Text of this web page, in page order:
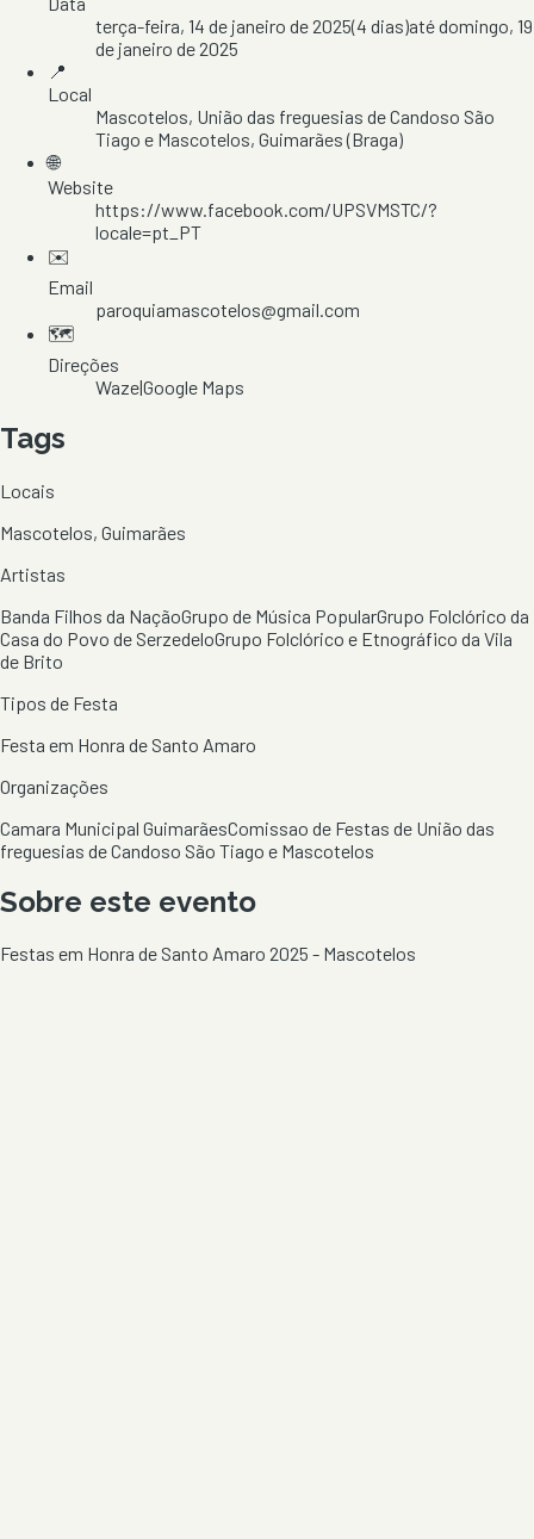
terça-feira, 14 de janeiro de 2025(4 dias)atédomingo, 19
de janeiro de 2025
📍
Local
Mascotelos, União das freguesias de Candoso São
Tiago e Mascotelos, Guimarães(Braga)
🌐
Website
https://www.facebook.com/UPSVMSTC/?
locale=pt_PT
✉️
Email
paroquiamascotelos@gmail.com
🗺️
Direções
Waze|Google Maps
Tags
Locais
Mascotelos, Guimarães
Artistas
Banda Filhos da NaçãoGrupo de Música PopularGrupo Folclórico da
Casa do Povo de SerzedeloGrupo Folclórico e Etnográfico da Vila
de Brito
Tipos de Festa
Festa em Honra de Santo Amaro
Organizações
Camara Municipal GuimarãesComissao de Festas de União das
freguesias de Candoso São Tiago e Mascotelos
Sobre este evento
Festas em Honra de Santo Amaro 2025 - Mascotelos